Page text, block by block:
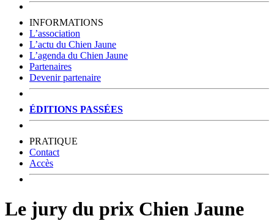
INFORMATIONS
L’association
L’actu du Chien Jaune
L’agenda du Chien Jaune
Partenaires
Devenir partenaire
ÉDITIONS PASSÉES
PRATIQUE
Contact
Accès
Le jury du prix Chien Jaune